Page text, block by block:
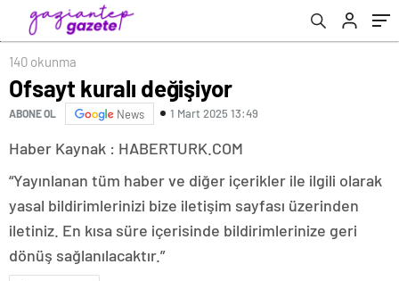
140 okunma
Ofsayt kuralı değişiyor
ABONE OL News 1 Mart 2025 13:49
Haber Kaynak : HABERTURK.COM
“Yayınlanan tüm haber ve diğer içerikler ile ilgili olarak
yasal bildirimlerinizi bize iletişim sayfası üzerinden
iletiniz. En kısa süre içerisinde bildirimlerinize geri
dönüş sağlanılacaktır.”